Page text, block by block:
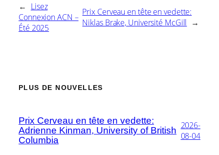
← Lisez
Connexion ACN –
Été 2025
Prix Cerveau en tête en vedette:
Niklas Brake, Université McGill →
PLUS DE NOUVELLES
Prix Cerveau en tête en vedette:
Adrienne Kinman, University of British
Columbia
2026-
08-04